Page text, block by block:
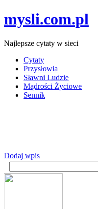
mysli.com.pl
Najlepsze cytaty w sieci
Cytaty
Przysłowia
Sławni Ludzie
Mądrości Życiowe
Sennik
Dodaj wpis